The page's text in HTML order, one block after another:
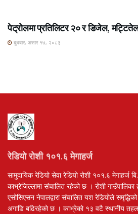
पेट्रोलमा प्रतिलिटर २० र डिजेल,
बुधबार, असार १७, २०८३
रेडियो रोशी १०१.६ मेगाहर्ज
सामुदायिक रेडियो सेवा रेडियो रोशी १०१.६ मेगाहर्ज
काभ्रेजिल्लामा संचालित रहेको छ । रोशी गाउँपालिका
एसोसिएसन नेपालद्वारा संचालित यश रेडियोले
अगाडि बढिरहेको छ । काभ्रेको १३ वटै स्थानीय